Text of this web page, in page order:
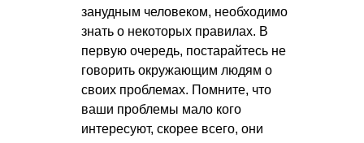
занудным человеком, необходимо
знать о некоторых правилах. В
первую очередь, постарайтесь не
говорить окружающим людям о
своих проблемах. Помните, что
ваши проблемы мало кого
интересуют, скорее всего, они